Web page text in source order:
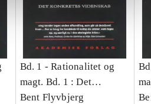
Bd. 1 -Rationalitet og
magt. Bd. 1 : Det
konkretes videnskab
Bent Flyvbjerg